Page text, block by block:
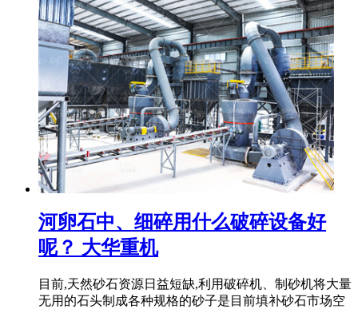
河卵石中、细碎用什么破碎设备好
呢？ 大华重机
目前,天然砂石资源日益短缺,利用破碎机、制砂机将大量
无用的石头制成各种规格的砂子是目前填补砂石市场空